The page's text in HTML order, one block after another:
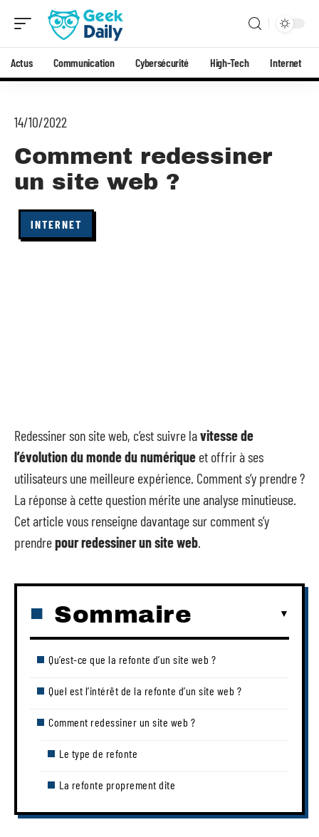
Actus Communication Cybersécurité High-Tech Internet
14/10/2022
Comment redessiner
un site web ?
INTERNET
Redessiner son site web, c’est suivre lavitesse de
l’évolution du monde du numérique et offrir à ses
utilisateurs une meilleure expérience. Comment s’y prendre ?
La réponse à cette question mérite une analyse minutieuse.
Cet article vous renseigne davantage sur comment s’y
prendrepour redessiner un site web.
Sommaire
Qu’est-ce que la refonte d’un site web ?
Quel est l’intérêt de la refonte d’un site web ?
Comment redessiner un site web ?
Le type de refonte
La refonte proprement dite